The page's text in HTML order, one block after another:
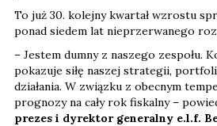
To już 30. kolejny kwartał wzrostu
ponad siedem lat nieprzerwanego
– Jestem dumny z naszego zespołu.
pokazuje siłę naszej strategii,
działania. W związku z obecnym
prognozy na cały rok fiskalny –
prezes i dyrektor generalny e.l.f.